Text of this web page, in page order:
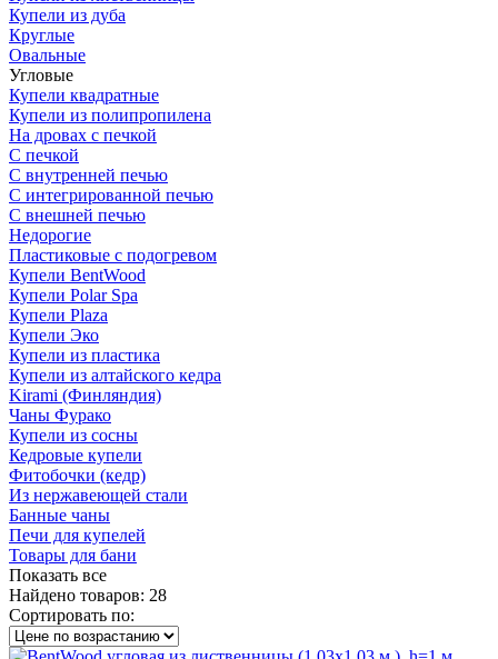
Купели из дуба
Круглые
Овальные
Угловые
Купели квадратные
Купели из полипропилена
На дровах с печкой
С печкой
С внутренней печью
С интегрированной печью
С внешней печью
Недорогие
Пластиковые с подогревом
Купели BentWood
Купели Polar Spa
Купели Plaza
Купели Эко
Купели из пластика
Купели из алтайского кедра
Kirami (Финляндия)
Чаны Фурако
Купели из сосны
Кедровые купели
Фитобочки (кедр)
Из нержавеющей стали
Банные чаны
Печи для купелей
Товары для бани
Показать все
Найдено товаров: 28
Сортировать по: